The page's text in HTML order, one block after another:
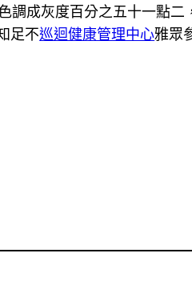
調成灰度百分之五十一點二
足不巡迴健康管理中心雅眾